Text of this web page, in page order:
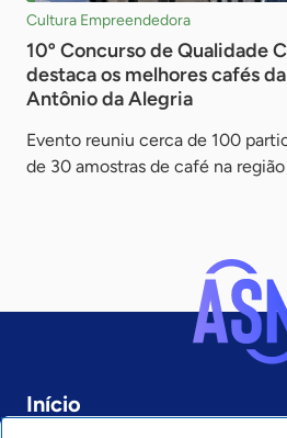
Cultura Empreendedora
10º Concurso de Qualidade
destaca os melhores cafés
Antônio da Alegria
Evento reuniu cerca de 100
de 30 amostras de café na região
Início